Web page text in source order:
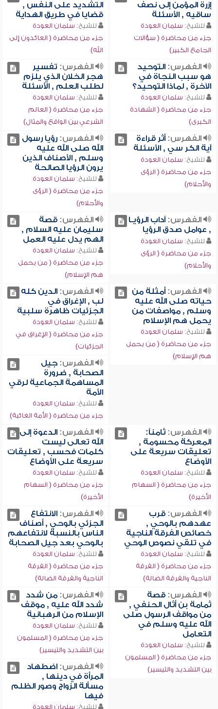
إزرة المؤمن إلى نصف
ساقيه , الأسئلة
للشيخ: سلمان العودة
جزء من محاضرة ( سؤالات
الجامع الكبير)
التشديد على النفس ,
قضايا في طريق الهداية
للشيخ: سلمان العودة
جزء من محاضرة ( العائدون إلى
الله)
الفهرس:التوحيد
هو سبب النجاة في
الآخرة , لماذا التوحيد؟
للشيخ: سلمان العودة
جزء من محاضرة ( الشهادة
الكبرى)
الفهرس: تفسير
هجر الخلان الذي يلزم
لطلب العلم , الأسئلة
للشيخ: سلمان العودة
جزء من محاضرة ( العالم
الشرعي بين الواقع والمثال)
الفهرس:أثر قراءة
آية الكر سي , الأسئلة
للشيخ: سلمان العودة
جزء من محاضرة ( الرؤى
والأحلام)
الفهرس:رؤيا رسول
الله صلى الله عليه
وسلم , الأصناف الذين
يرون الرؤيا الصالحة
للشيخ: سلمان العودة
جزء من محاضرة ( الرؤى
والأحلام)
الفهرس:آداب الرؤيـا
, عوامل صدق الرؤيا
للشيخ: سلمان العودة
جزء من محاضرة ( الرؤى
والأحلام)
الفهرس:قصة
سليمان عليه السلام ,
الهم يدل عليه العمل
للشيخ: سلمان العودة
جزء من محاضرة ( من يحمل
هم الإسلام)
الفهرس:أمثلة من
حياته صلى الله عليه
وسلم , مواصفات من
يحمل هم الإسلام
للشيخ: سلمان العودة
جزء من محاضرة ( من يحمل
هم الإسلام)
الفهرس:الدين كله
لب , الإغراق في
الجزئيات ظاهرة سلبية
للشيخ: سلمان العودة
جزء من محاضرة ( الإغراق في
الجزئيات)
الفهرس:جيل
الصحابة , ضرورة
المساهمة الجماعية لرقي
الأمة
للشيخ: سلمان العودة
جزء من محاضرة ( الأمة الغائبة)
الفهرس:ثامناً:
المعركة محسومة ,
تعليقات سريعة على
الأوضاع
للشيخ: سلمان العودة
جزء من محاضرة ( السهام
الأخيرة)
الفهرس:الدعوة إلى
الله تعالى ليست
كلمات فحسب , تعليقات
سريعة على الأوضاع
للشيخ: سلمان العودة
جزء من محاضرة ( السهام
الأخيرة)
الفهرس:قرب
عهدهم بالوحي ,
خصائص الفرقة الناجية
في تلقي نصوص الوحي
للشيخ: سلمان العودة
جزء من محاضرة ( الفرقة
الناجية والفرقة الضالة)
الفهرس:الانتفاع
الجزئي بالوحي , أصناف
الناس بالنسبة لانتفاعهم
بالوحي بعد جيل الصحابة
للشيخ: سلمان العودة
جزء من محاضرة ( الفرقة
الناجية والفرقة الضالة)
الفهرس:قصة
ثمامة بن أثال الحنفي ,
من مواقف الرسول صلى
الله عليه وسلم في
التعامل
للشيخ: سلمان العودة
جزء من محاضرة ( المسلمون
بين التشديد والتيسير)
الفهرس:من شدد
شدد الله عليه , موقف
الإسلام من الرهبانية
للشيخ: سلمان العودة
جزء من محاضرة ( المسلمون
بين التشديد والتيسير)
الفهرس:اضطهاد
المرأة في دينها ,
مسألة الزواج وصور الظلم
فيها
للشيخ: سلمان العودة